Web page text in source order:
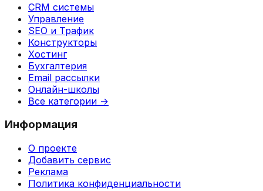
CRM системы
Управление
SEO и Трафик
Конструкторы
Хостинг
Бухгалтерия
Email рассылки
Онлайн-школы
Все категории →
Информация
О проекте
Добавить сервис
Реклама
Политика конфиденциальности